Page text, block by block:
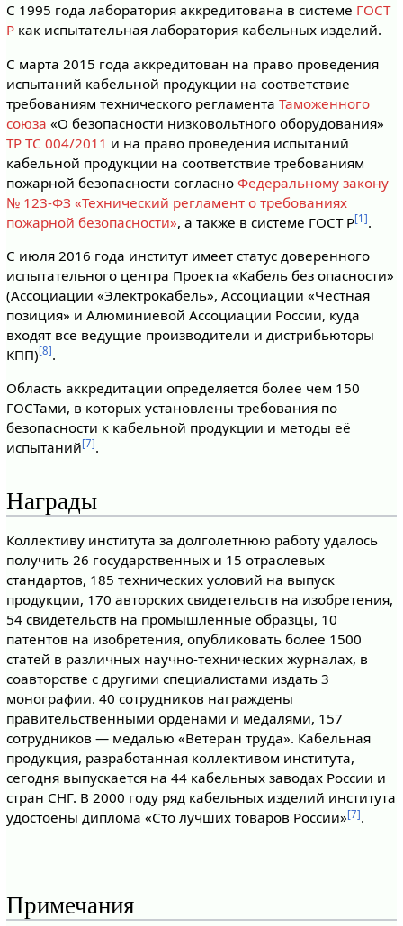
С 1995 года лаборатория аккредитована в системе ГОСТ
Ркак испытательная лаборатория кабельных изделий.
С марта 2015 года аккредитован на право проведения
испытаний кабельной продукции на соответствие
требованиям технического регламента Таможенного
союза «О безопасности низковольтного оборудования»
ТР ТС 004/2011 и на право проведения испытаний
кабельной продукции на соответствие требованиям
пожарной безопасности согласно Федеральному закону
№ 123-ФЗ «Технический регламент о требованиях
пожарной безопасности», а также в системе ГОСТ Р[1].
С июля 2016 года институт имеет статус доверенного
испытательного центра Проекта «Кабель без опасности»
(Ассоциации «Электрокабель», Ассоциации «Честная
позиция» и Алюминиевой Ассоциации России, куда
входят все ведущие производители и дистрибьюторы
КПП)[8].
Область аккредитации определяется более чем 150
ГОСТами, в которых установлены требования по
безопасности к кабельной продукции и методы её
испытаний[7].
Награды
Коллективу института за долголетнюю работу удалось
получить 26 государственных и 15 отраслевых
стандартов, 185 технических условий на выпуск
продукции, 170 авторских свидетельств на изобретения,
54 свидетельств на промышленные образцы, 10
патентов на изобретения, опубликовать более 1500
статей в различных научно-технических журналах, в
соавторстве с другими специалистами издать 3
монографии. 40 сотрудников награждены
правительственными орденами и медалями, 157
сотрудников — медалью «Ветеран труда». Кабельная
продукция, разработанная коллективом института,
сегодня выпускается на 44 кабельных заводах России и
стран СНГ. В 2000 году ряд кабельных изделий института
удостоены диплома «Сто лучших товаров России»[7].
Примечания